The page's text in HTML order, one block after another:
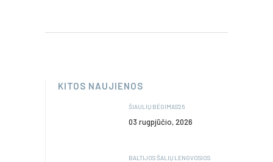
KITOS NAUJIENOS
ŠIAULIŲ BĖGIMAS’26
03 rugpjūčio, 2026
BALTIJOS ŠALIŲ LENGVOSIOS